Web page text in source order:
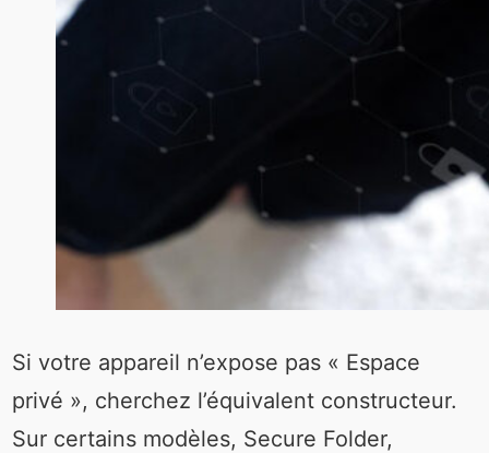
Si votre appareil n’expose pas « Espace
privé », cherchez l’équivalent constructeur.
Sur certains modèles, Secure Folder,